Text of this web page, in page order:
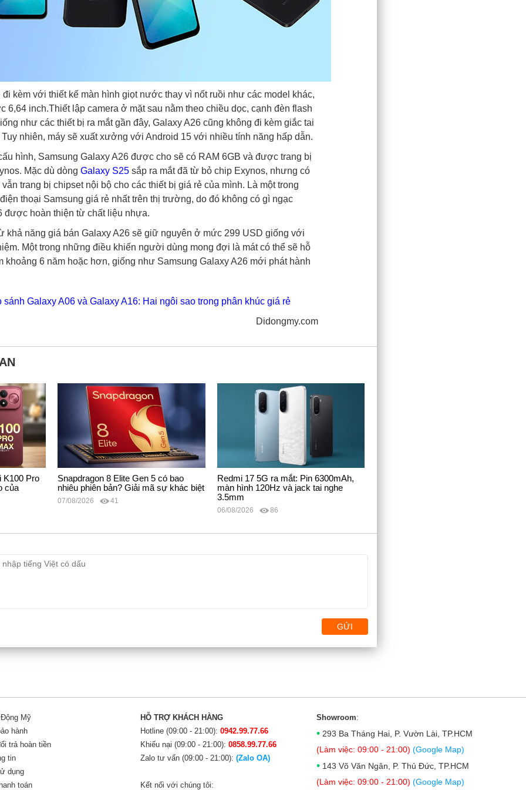
kèm với thiết kế màn hình giọt nước thay vì nốt ruồi như các model khác,
6,64 inch.Thiết lập camera ở mặt sau nằm theo chiều dọc, cạnh đèn flash
như các thiết bị ra mắt gần đây, Galaxy A26 cũng không đi kèm giắc tai
nhiên, máy sẽ xuất xưởng với Android 15 với nhiều tính năng hấp dẫn.
hình, Samsung Galaxy A26 được cho sẽ có RAM 6GB và được trang bị
Mặc dù dòng Galaxy S25sắp ra mắt đã từ bỏ chip Exynos, nhưng có
trang bị chipset nội bộ cho các thiết bị giá rẻ của mình. Là một trong
thoại Samsung giá rẻ nhất trên thị trường, do đó không có gì ngạc
được hoàn thiện từ chất liệu nhựa.
khả năng giá bán Galaxy A26 sẽ giữ nguyên ở mức 299 USD giống với
Một trong những điều khiến người dùng mong đợi là mát có thể sẽ hỗ
khoảng 6 năm hoặc hơn, giống như Samsung Galaxy A26 mới phát hành
sánh Galaxy A06 và Galaxy A16: Hai ngôi sao trong phân khúc giá rẻ
Didongmy.com
K100 Pro
của
Snapdragon 8 Elite Gen 5 có bao
nhiêu phiên bản? Giải mã sự khác biệt
07/08/2026 41
Redmi 17 5G ra mắt: Pin 6300mAh,
màn hình 120Hz và jack tai nghe
3.5mm
06/08/2026 86
GỬI
Mỹ
hành
trả hoàn tiền
tin
dụng
toán
HỖ TRỢ KHÁCH HÀNG
Hotline (09:00 - 21:00): 0942.99.77.66
Khiếu nại (09:00 - 21:00): 0858.99.77.66
Zalo tư vấn (09:00 - 21:00): (Zalo OA)
Kết nối với chúng tôi:
Showroom:
• 293 Ba Tháng Hai, P. Vườn Lài, TP.HCM
(Làm việc: 09:00 - 21:00) (Google Map)
• 143 Võ Văn Ngân, P. Thủ Đức, TP.HCM
(Làm việc: 09:00 - 21:00) (Google Map)